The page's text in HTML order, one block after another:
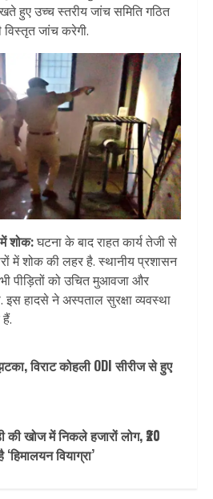
हुए उच्च स्तरीय जांच समिति गठित
जांच करेगी.
में शोक:घटना के बाद राहत कार्य तेजी से
में शोक की लहर है. स्थानीय प्रशासन
पीड़ितों को उचित मुआवजा और
इस हादसे ने अस्पताल सुरक्षा व्यवस्था
विराट कोहली ODI सीरीज से हुए
की खोज में निकले हजारों लोग, ₹20
वियाग्रा’